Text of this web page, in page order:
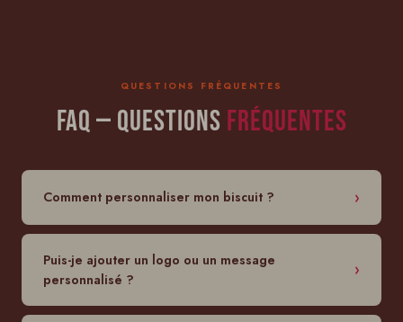
QUESTIONS FRÉQUENTES
FAQ — Questions fréquentes
Comment personnaliser mon biscuit ?
Puis-je ajouter un logo ou un message
personnalisé ?